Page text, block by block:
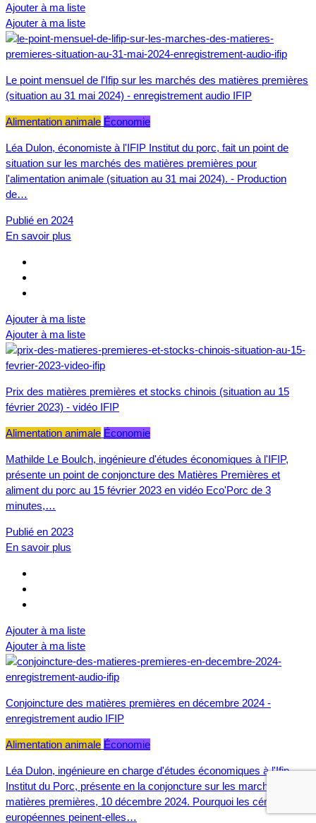
Ajouter à ma liste
Ajouter à ma liste
Le point mensuel de l'Ifip sur les marchés des matières premières
(situation au 31 mai 2024) - enregistrement audio IFIP
Alimentation animale Économie
Léa Dulon, économiste à l'IFIP Institut du porc, fait un point de
situation sur les marchés des matières premières pour
l'alimentation animale (situation au 31 mai 2024). - Production
de…
Publié en 2024
En savoir plus
Ajouter à ma liste
Ajouter à ma liste
Prix des matières premières et stocks chinois (situation au 15
février 2023) - vidéo IFIP
Alimentation animale Économie
Mathilde Le Boulch, ingénieure d'études économiques à l'IFIP,
présente un point de conjoncture des Matières Premières et
aliment du porc au 15 février 2023 en vidéo Eco'Porc de 3
minutes,…
Publié en 2023
En savoir plus
Ajouter à ma liste
Ajouter à ma liste
Conjoincture des matières premières en décembre 2024 -
enregistrement audio IFIP
Alimentation animale Économie
Léa Dulon, ingénieure en charge d'études économiques à l'Ifip
Institut du Porc, présente en la conjoncture sur les marchés des
matières premières, 10 décembre 2024. Pourquoi les céréales
européennes peinent-elles…